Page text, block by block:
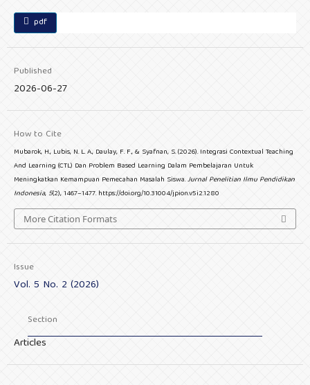
pdf
Published
2026-06-27
How to Cite
Mubarok, H., Lubis, N. L. A., Daulay, F. F., & Syafnan, S. (2026). Integrasi Contextual Teaching
And Learning (CTL) Dan Problem Based Learning Dalam Pembelajaran Untuk
Meningkatkan Kemampuan Pemecahan Masalah Siswa.Jurnal Penelitian Ilmu Pendidikan
Indonesia, 5(2), 1467–1477. https://doi.org/10.31004/jpion.v5i2.1280
More Citation Formats
Issue
Vol. 5 No. 2 (2026)
Section
Articles